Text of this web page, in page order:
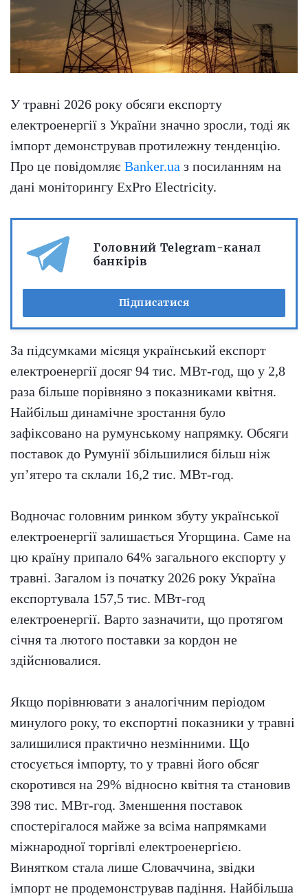
У травні 2026 року обсяги експорту
електроенергії з України значно зросли, тоді як
імпорт демонстрував протилежну тенденцію.
Про це повідомляє Banker.ua з посиланням на
дані моніторингу ExPro Electricity.
Головний Telegram-канал
банкірів
Підписатися
За підсумками місяця український експорт
електроенергії досяг 94 тис. МВт-год, що у 2,8
раза більше порівняно з показниками квітня.
Найбільш динамічне зростання було
зафіксовано на румунському напрямку. Обсяги
поставок до Румунії збільшилися більш ніж
уп’ятеро та склали 16,2 тис. МВт-год.
Водночас головним ринком збуту української
електроенергії залишається Угорщина. Саме на
цю країну припало 64% загального експорту у
травні. Загалом із початку 2026 року Україна
експортувала 157,5 тис. МВт-год
електроенергії. Варто зазначити, що протягом
січня та лютого поставки за кордон не
здійснювалися.
Якщо порівнювати з аналогічним періодом
минулого року, то експортні показники у травні
залишилися практично незмінними. Що
стосується імпорту, то у травні його обсяг
скоротився на 29% відносно квітня та становив
398 тис. МВт-год. Зменшення поставок
спостерігалося майже за всіма напрямками
міжнародної торгівлі електроенергією.
Винятком стала лише Словаччина, звідки
імпорт не продемонстрував падіння. Найбільша